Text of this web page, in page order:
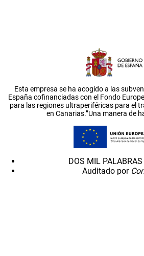
Esta empresa se ha acogido a las
España cofinanciadas con el Fondo
para las regiones ultraperiféricas para el
en Canarias.”Una manera de
DOS MIL
Auditado por